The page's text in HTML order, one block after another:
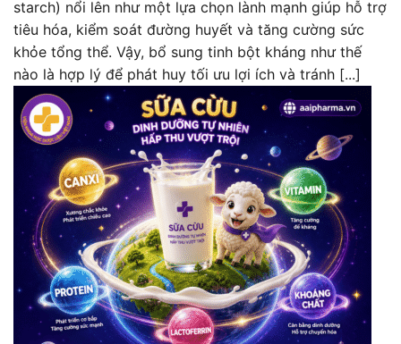
starch) nổi lên như một lựa chọn lành mạnh giúp hỗ trợ
tiêu hóa, kiểm soát đường huyết và tăng cường sức
khỏe tổng thể. Vậy, bổ sung tinh bột kháng như thế
nào là hợp lý để phát huy tối ưu lợi ích và tránh [...]